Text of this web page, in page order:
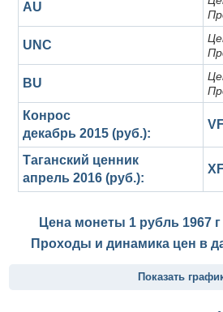
AU
UNC
BU
Конрос
декабрь 2015 (руб.):
Таганский ценник
апрель 2016 (руб.):
Цена монеты 1 рубль 1967
Проходы и динамика цен в
Показать